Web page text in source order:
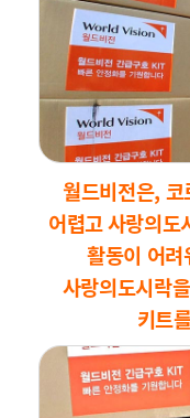
월드비전은, 코
어렵고사랑의도
활동이 어
사랑의도시락
키트